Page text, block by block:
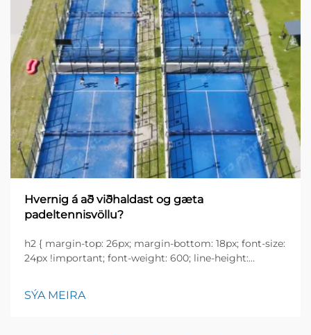
Hvernig á að viðhaldast og gæta
padeltennisvöllu?
h2 { margin-top: 26px; margin-bottom: 18px; font-size:
24px !important; font-weight: 600; line-height:
font-size: 20px !important; font-weight: 600; line-
height: ...}
SÝA MEIRA